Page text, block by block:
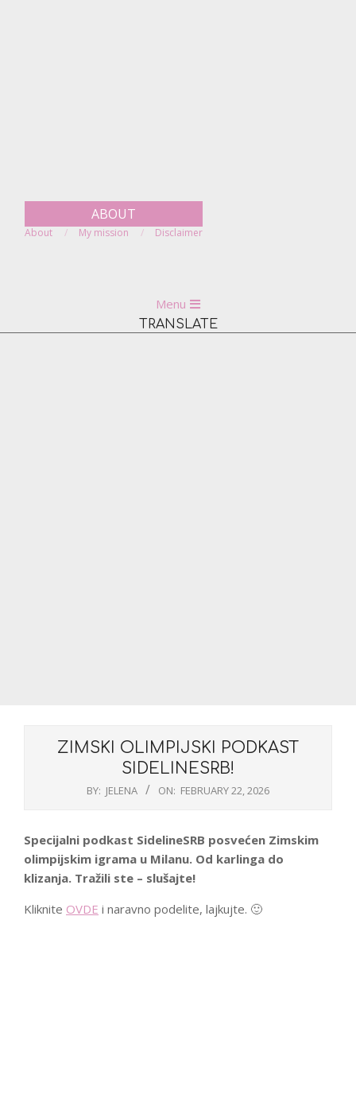
ABOUT
About My mission Disclaimer
Menu
Menu
TRANSLATE
ZIMSKI OLIMPIJSKI PODKAST
SIDELINESRB!
BY: JELENA ON: FEBRUARY 22, 2026
Specijalni podkast SidelineSRB posvećen Zimskim
olimpijskim igrama u Milanu. Od karlinga do
klizanja. Tražili ste – slušajte!
Kliknite OVDE i naravno podelite, lajkujte. 🙂